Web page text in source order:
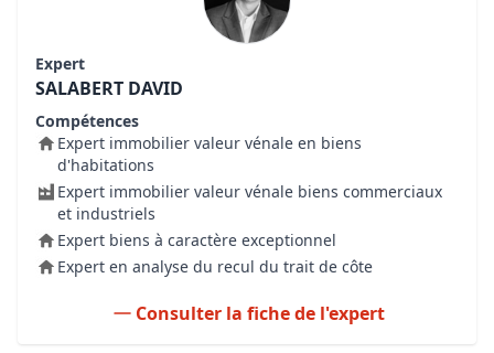
Expert
SALABERT DAVID
Compétences
Expert immobilier valeur vénale en biens
d'habitations
Expert immobilier valeur vénale biens commerciaux
et industriels
Expert biens à caractère exceptionnel
Expert en analyse du recul du trait de côte
Consulter la fiche de l'expert